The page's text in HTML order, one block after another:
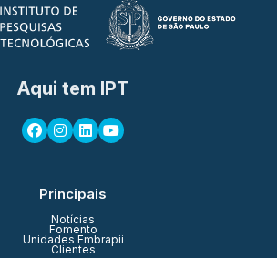
Aqui tem IPT
Principais
Notícias
Fomento
Unidades Embrapii
Clientes